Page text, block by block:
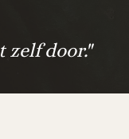
zelf door."